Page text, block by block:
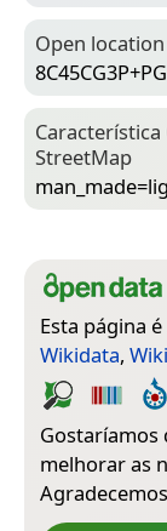
Open
8C45CG3P+PG
Street­Map
Esta página
Wikidata,
Gostaríamos
melhorar as